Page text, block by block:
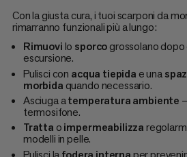
Con la giusta cura, i tuoi scarponi da
rimarranno funzionali più a lungo:
Rimuovilo sporcogrossolano dopo
escursione.
Pulisci con acqua tiepida e una
morbida quando necessario.
Asciuga atemperaturaambiente
termosifone.
Tratta oimpermeabilizza
modelli in pelle.